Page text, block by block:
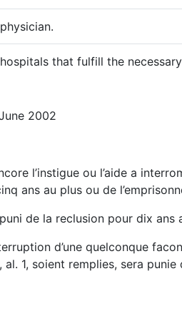
that fulfill the
2002
l’instigue ou l’aide a
ans au plus ou de
de la reclusion pour dix ans
d’une quelconque
1, soient remplies, sera punie